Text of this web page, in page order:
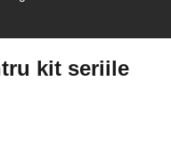
kit seriile